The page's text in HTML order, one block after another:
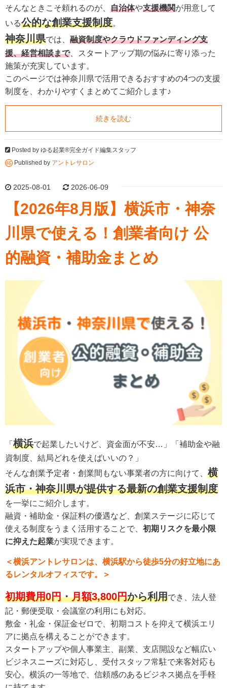
そんなときこそ頼れるのが、 自治体や支援機関が用意して
いる公的な創業支援制度。
神奈川県では、 融資制度やクラウドファンディング支
援、経営相談まで、スタートアップ期の悩みに寄り添った
施策が充実しています。
このページでは神奈川県で活用できるおすすめの4つの支援
制度を、わかりやすくまとめてご紹介します♪
続きを読む
Posted by ゆる起業®完全ガイド編集スタッフ
Published by アントレサロン
2025-08-01 2026-06-09
【2026年8月版】横浜市・神奈
川県で使える！創業者向け 公
的融資・補助金まとめ
「 横浜で起業したいけど、資金面が不安…」「補助金や融
資制度、結局どれを使えばいいの？」
そんな創業予定者・創業間もない事業者の方に向けて、 横
浜市・神奈川県が提供する最新の創業支援制度
を一挙にご紹介します。
融資・補助金・保証料の優遇など、創業ステージに応じて
使える制度をうまく活用することで、 初期リスクを最小限
に抑えた起業が実現できます。
＜横浜アントレサロンは、横浜駅から徒歩5分の好立地にあ
るレンタルオフィスです。＞
初期費用0円・月額3,800円から利用でき、法人登
記・郵便受取・会議室の利用にも対応。
敷金・礼金・保証金ゼロで、初期コストを抑えて横浜エリ
アに拠点を構えることができます。
スタートアップや個人事業主、副業、支店開設など幅広い
ビジネスニーズに対応し、受付スタッフ常駐で来客対応も
安心。横浜の一等地で、信頼感のあるビジネス拠点を手軽